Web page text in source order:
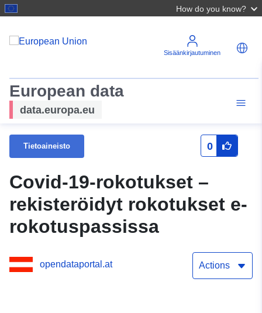
How do you know?
Sisäänkirjautuminen
European data
data.europa.eu
Tietoaineisto 0
Covid-19-rokotukset –
rekisteröidyt rokotukset e-
rokotuspassissa
opendataportal.at Actions